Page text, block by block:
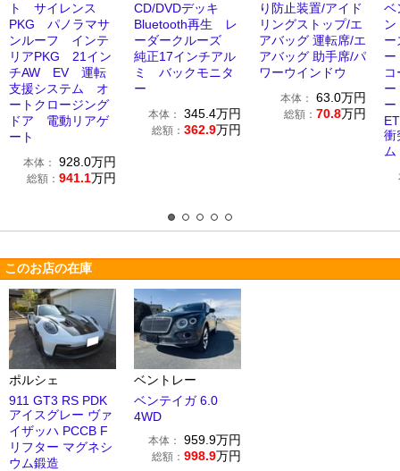
ト サイレンス
PKG パノラマサ
ンルーフ インテ
リアPKG 21イン
チAW EV 運転
支援システム オ
ートクロージング
ドア 電動リアゲ
ート
本体： 928.0万円
総額： 941.1万円
CD/DVDデッキ
Bluetooth再生 レ
ーダークルーズ
純正17インチアル
ミ バックモニタ
ー
本体： 345.4万円
総額： 362.9万円
り防止装置/アイド
リングストップ/エ
アバッグ 運転席/エ
アバッグ 助手席/パ
ワーウインドウ
本体： 63.0万円
総額： 70.8万円
ベ
衝
このお店の在庫
ポルシェ
911 GT3 RS PDK
アイスグレー ヴァ
イザッハ PCCB F
リフター マグネシ
ウム鍛造
ベントレー
ベンテイガ 6.0
4WD
本体： 959.9万円
総額： 998.9万円